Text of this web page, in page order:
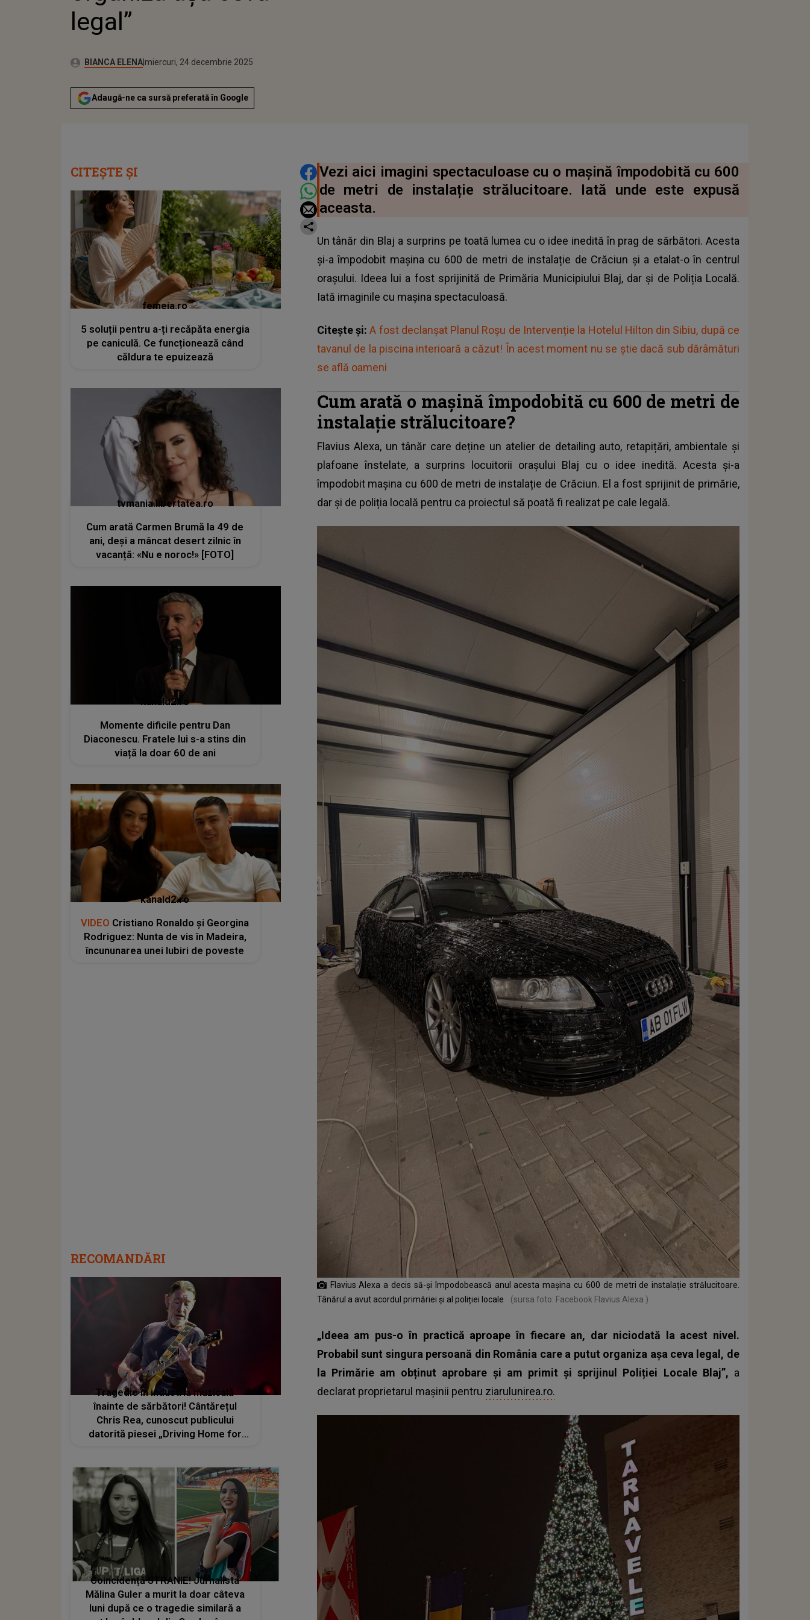
legal”
Autor:BIANCA ELENAPublicat:
marți, 23 decembrie 2025
Actualizat:
miercuri, 24 decembrie 2025
Adaugă-ne ca sursă preferată în Google
DISTRIBUIE ARTICOLUL
Vezi aici imagini spectaculoase cu o mașină împodobită cu 600
de metri de instalație strălucitoare. Iată unde este expusă
aceasta.
Un tânăr din Blaj a surprins pe toată lumea cu o idee inedită în prag de sărbători. Acesta
și-a împodobit mașina cu 600 de metri de instalație de Crăciun și a etalat-o în centrul
orașului. Ideea lui a fost sprijinită de Primăria Municipiului Blaj, dar și de Poliția Locală.
Iată imaginile cu mașina spectaculoasă.
Citește și:A fost declanșat Planul Roșu de Intervenție la Hotelul Hilton din Sibiu, după ce
tavanul de la piscina interioară a căzut! În acest moment nu se știe dacă sub dărâmături
se află oameni
Cum arată o mașină împodobită cu 600 de metri de
instalație strălucitoare?
Flavius Alexa, un tânăr care deține un atelier de detailing auto, retapițări, ambientale și
plafoane înstelate, a surprins locuitorii orașului Blaj cu o idee inedită. Acesta și-a
împodobit mașina cu 600 de metri de instalație de Crăciun. El a fost sprijinit de primărie,
dar și de poliția locală pentru ca proiectul să poată fi realizat pe cale legală.
Flavius Alexa a decis să-și împodobească anul acesta mașina cu 600 de metri de instalație strălucitoare.
Tânărul a avut acordul primăriei și al poliției locale
(sursa foto: Facebook Flavius Alexa )
„Ideea am pus-o în practică aproape în fiecare an, dar niciodată la acest nivel.
Probabil sunt singura persoană din România care a putut organiza așa ceva legal, de
la Primărie am obținut aprobare și am primit și sprijinul Poliției Locale Blaj”, a
declarat proprietarul mașinii pentru ziarulunirea.ro.
CITEȘTE ȘI
femeia.ro
5 soluții pentru a-ți recăpăta energia
pe caniculă. Ce funcționează când
căldura te epuizează
tvmania.libertatea.ro
Cum arată Carmen Brumă la 49 de
ani, deși a mâncat desert zilnic în
vacanță: «Nu e noroc!» [FOTO]
kanald2.ro
Momente dificile pentru Dan
Diaconescu. Fratele lui s-a stins din
viață la doar 60 de ani
kanald2.ro
VIDEO Cristiano Ronaldo și Georgina
Rodriguez: Nunta de vis în Madeira,
încununarea unei Iubiri de poveste
RECOMANDĂRI
Tragedie în industria muzicală
înainte de sărbători! Cântărețul
Chris Rea, cunoscut publicului
datorită piesei „Driving Home for
spital, după o scurtă suferință”
Coincidență STRANIE! Jurnalista
Mălina Guler a murit la doar câteva
luni după ce o tragedie similară a